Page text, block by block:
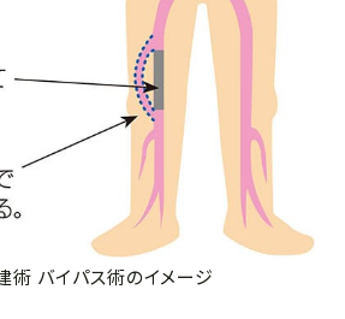
術 バイパス術のイメージ